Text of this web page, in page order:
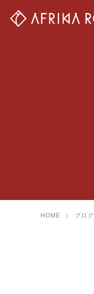
HOME ブログ